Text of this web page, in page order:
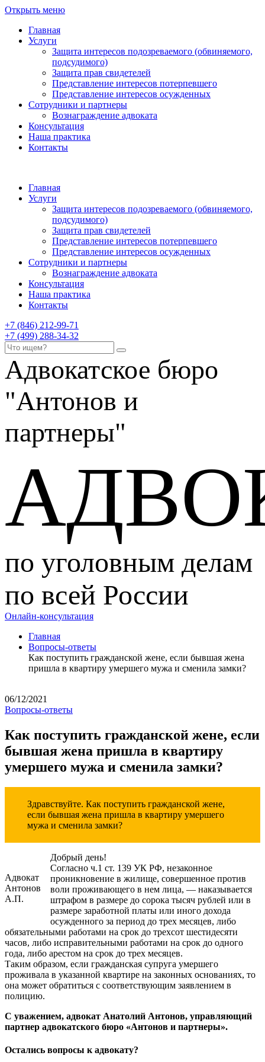
Открыть меню
Главная
Услуги
Защита интересов подозреваемого (обвиняемого,
подсудимого)
Защита прав свидетелей
Представление интересов потерпевшего
Представление интересов осужденных
Сотрудники и партнеры
Вознаграждение адвоката
Консультация
Наша практика
Контакты
Главная
Услуги
Защита интересов подозреваемого (обвиняемого,
подсудимого)
Защита прав свидетелей
Представление интересов потерпевшего
Представление интересов осужденных
Сотрудники и партнеры
Вознаграждение адвоката
Консультация
Наша практика
Контакты
+7 (846) 212-99-71
+7 (499) 288-34-32
Адвокатское бюро
"Антонов и
партнеры"
по уголовным делам
по всей России
Онлайн-консультация
Главная
Вопросы-ответы
Как поступить гражданской жене, если бывшая жена
пришла в квартиру умершего мужа и сменила замки?
06/12/2021
Вопросы-ответы
Как поступить гражданской жене, если
бывшая жена пришла в квартиру
умершего мужа и сменила замки?
Здравствуйте. Как поступить гражданской жене,
если бывшая жена пришла в квартиру умершего
мужа и сменила замки?
Адвокат
Антонов
А.П.
Добрый день!
Согласно ч.1 ст. 139 УК РФ, незаконное
проникновение в жилище, совершенное против
воли проживающего в нем лица, — наказывается
штрафом в размере до сорока тысяч рублей или в
размере заработной платы или иного дохода
осужденного за период до трех месяцев, либо
обязательными работами на срок до трехсот шестидесяти
часов, либо исправительными работами на срок до одного
года, либо арестом на срок до трех месяцев.
Таким образом, если гражданская супруга умершего
проживала в указанной квартире на законных основаниях, то
она может обратиться с соответствующим заявлением в
полицию.
С уважением, адвокат Анатолий Антонов, управляющий
партнер адвокатского бюро «Антонов и партнеры».
Остались вопросы к адвокату?